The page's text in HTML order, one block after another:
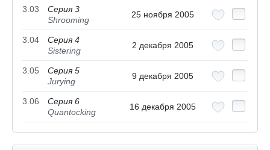
3.03
Серия 3
Shrooming
25 ноября 2005
3.04
Серия 4
Sistering
2 декабря 2005
3.05
Серия 5
Jurying
9 декабря 2005
3.06
Серия 6
Quantocking
16 декабря 2005